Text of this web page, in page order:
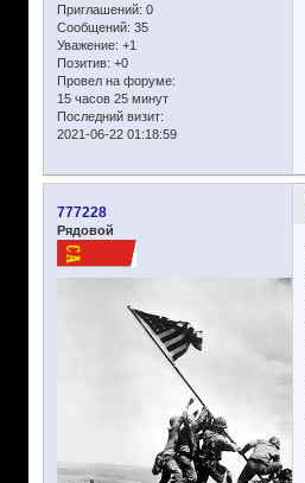
Приглашений: 0
Сообщений: 35
Уважение: +1
Позитив: +0
Провел на форуме:
15 часов 25 минут
Последний визит:
2021-06-22 01:18:59
777228
Рядовой